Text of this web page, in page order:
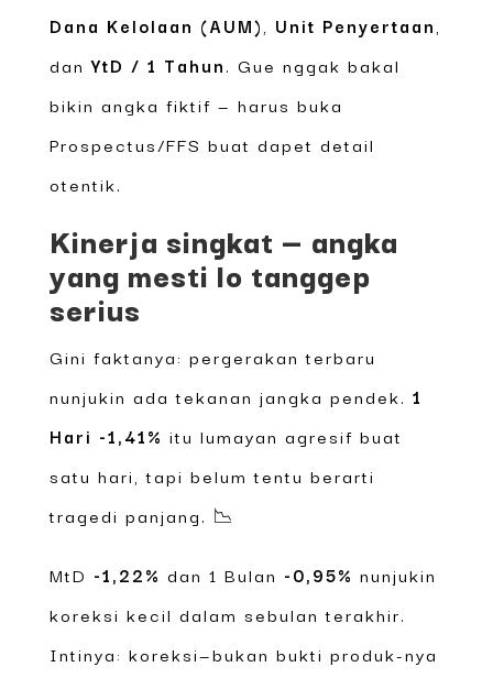
Dana Kelolaan (AUM)
Unit Penyertaan
danYtD / 1 Tahun. Gue nggak bakal
bikin angka fiktif — harus buka
Prospectus/FFS buat dapet detail
otentik.
Kinerja singkat — angka
yang mesti lo tanggep
serius
Gini faktanya: pergerakan terbaru
nunjukin ada tekanan jangka pendek. 1
Hari -1,41% itu lumayan agresif buat
satu hari, tapi belum tentu berarti
tragedi panjang. 📉
MtD -1,22% dan 1 Bulan -0,95% nunjukin
koreksi kecil dalam sebulan terakhir.
Intinya: koreksi—bukan bukti produk-nya